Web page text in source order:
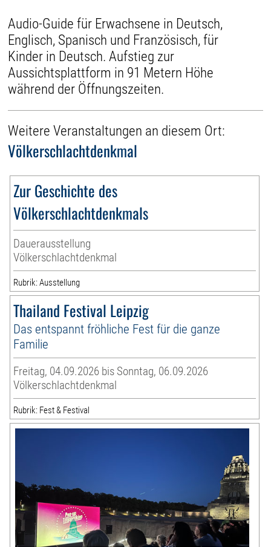
Audio-Guide für Erwachsene in Deutsch,
Englisch, Spanisch und Französisch, für
Kinder in Deutsch. Aufstieg zur
Aussichtsplattform in 91 Metern Höhe
während der Öffnungszeiten.
Weitere Veranstaltungen an diesem Ort:
Völkerschlachtdenkmal
Zur Geschichte des
Völkerschlachtdenkmals
Dauerausstellung
Völkerschlachtdenkmal
Rubrik: Ausstellung
Thailand Festival Leipzig
Das entspannt fröhliche Fest für die ganze
Familie
Freitag, 04.09.2026 bis Sonntag, 06.09.2026
Völkerschlachtdenkmal
Rubrik: Fest & Festival